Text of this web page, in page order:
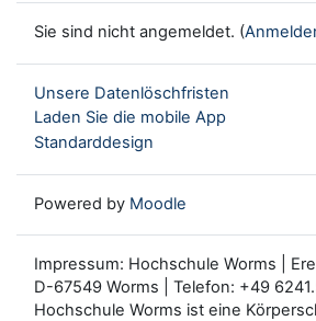
Sie sind nicht angemeldet. (
Unsere Datenlöschfristen
Laden Sie die mobile App
Standarddesign
Powered by Moodle
Impressum: Hochschule Worms |
D-67549 Worms | Telefon: +49
Hochschule Worms ist eine